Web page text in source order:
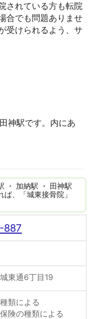
されている方も転院
合でも問題ありませ
受けられるよう、サ
神駅です。内にあ
・ 加納駅 ・ 田神駅
、「城東接骨院」
887
東通6丁目19
類による
険の種類による